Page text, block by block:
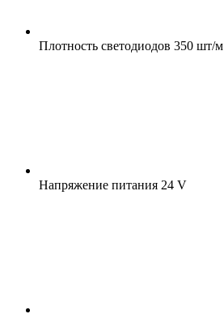
Плотность светодиодов 350 шт/м
Напряжение питания 24 V